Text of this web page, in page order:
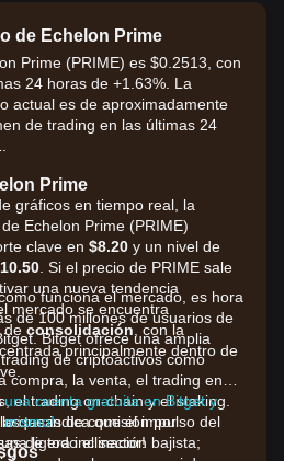
de Echelon Prime
Prime (PRIME) es $0.2513, con
24 horas de +1.63%. La
actual es de aproximadamente
de trading en las últimas 24
Prime
gráficos en tiempo real, la
Echelon Prime (PRIME)
clave en $8.20 y un nivel de
. Si el precio de PRIME sale
una nueva tendencia
mercado se encuentra
de consolidación , con la
principalmente dentro de
que indica que el impulso del
ligera inclinación bajista;
funciona el mercado, es hora
de 100 millones de usuarios de
Bitget ofrece una amplia
de criptoactivos como
compra, la venta, el trading en
el trading on-chain y el staking.
tasas de comisión por
de todo el sector!
cuenta gratuita en Bitget y
mismo!